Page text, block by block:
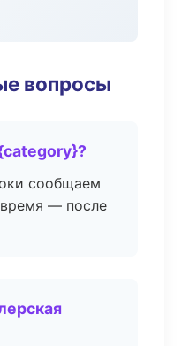
вопросы
сообщаем
— после